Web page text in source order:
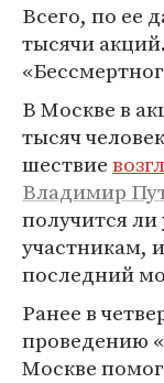
Всего, по ее
тысячи
В Москве в
тысяч
шествие
Владимир
получится ли
участникам,
последний
Ранее в
проведению
Москве